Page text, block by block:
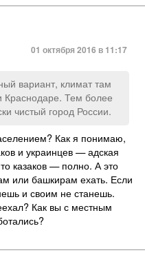
01 октября 2016 в 11:17
вариант, климат там
Краснодаре. Тем более
чистый город России.
Как я понимаю,
и украинцев — адская
казаков — полно. А это
или башкирам ехать. Если
и своим не станешь.
Как вы с местным